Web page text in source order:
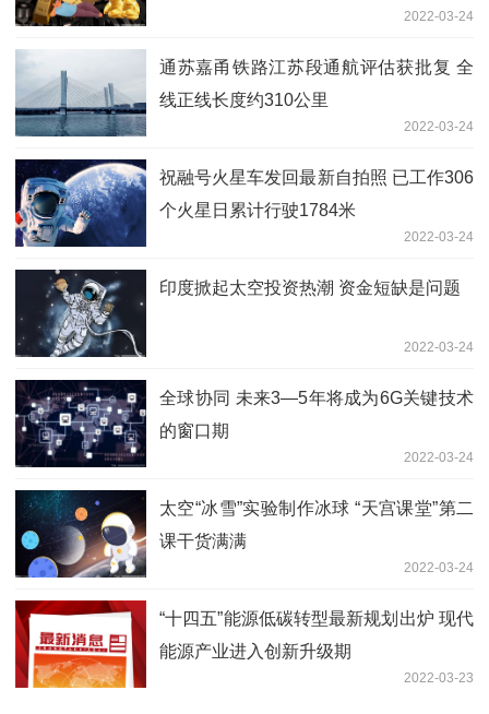
2022-03-24
通苏嘉甬铁路江苏段通航评估获批复 全
线正线长度约310公里
2022-03-24
祝融号火星车发回最新自拍照 已工作306
个火星日累计行驶1784米
2022-03-24
印度掀起太空投资热潮 资金短缺是问题
2022-03-24
全球协同 未来3—5年将成为6G关键技术
的窗口期
2022-03-24
太空“冰雪”实验制作冰球 “天宫课堂”第二
课干货满满
2022-03-24
“十四五”能源低碳转型最新规划出炉 现代
能源产业进入创新升级期
2022-03-23